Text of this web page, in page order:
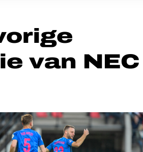
van NEC